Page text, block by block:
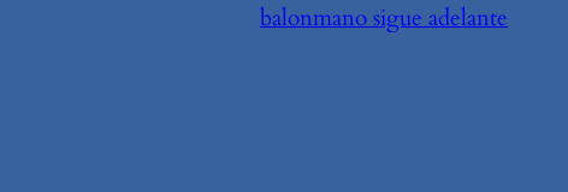
balonmano sigue adelante